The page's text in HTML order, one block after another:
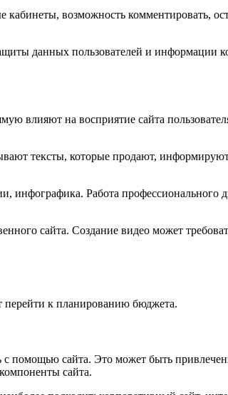
кабинеты, возможность комментировать,
данных пользователей и
влияют на восприятие сайта
тексты, которые продают,
инфографика. Работа профессионального
сайта. Создание видео может
перейти к планированию бюджета.
с помощью сайта. Это может быть
сайта.